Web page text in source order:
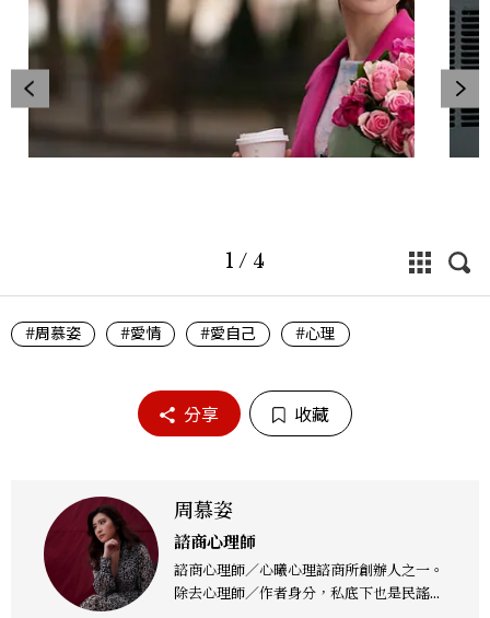
1 / 4
#周慕姿 #愛情 #愛自己 #心理
分享 收藏
周慕姿
諮商心理師
諮商心理師／心曦心理諮商所創辦人之一。
除去心理師／作者身分，私底下也是民謠金